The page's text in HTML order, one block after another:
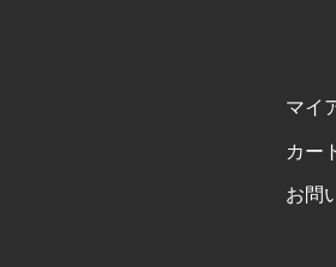
マイ
カー
お問